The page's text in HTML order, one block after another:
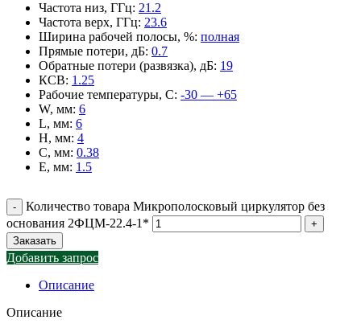
Частота низ, ГГц: 21.2
Частота верх, ГГц: 23.6
Ширина рабочей полосы, %: полная
Прямые потери, дБ: 0.7
Обратные потери (развязка), дБ: 19
КСВ: 1.25
Рабочие температуры, С: -30 — +65
W, мм: 6
L, мм: 6
H, мм: 4
C, мм: 0.38
E, мм: 1.5
Количество товара Микрополосковый циркулятор без
основания 2ФЦМ-22.4-1*
Заказать
Добавить запрос
Описание
Описание